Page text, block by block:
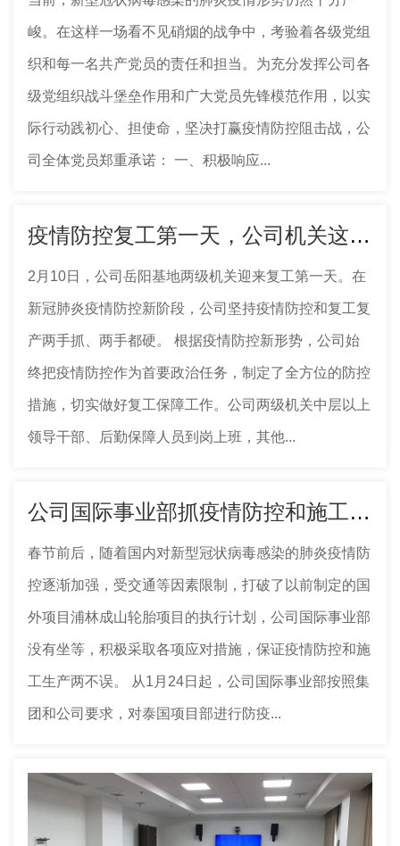
峻。在这样一场看不见硝烟的战争中，考验着各级党组
织和每一名共产党员的责任和担当。为充分发挥公司各
级党组织战斗堡垒作用和广大党员先锋模范作用，以实
际行动践初心、担使命，坚决打赢疫情防控阻击战，公
司全体党员郑重承诺： 一、积极响应...
疫情防控复工第一天，公司机关这样做
2月10日，公司岳阳基地两级机关迎来复工第一天。在
新冠肺炎疫情防控新阶段，公司坚持疫情防控和复工复
产两手抓、两手都硬。 根据疫情防控新形势，公司始
终把疫情防控作为首要政治任务，制定了全方位的防控
措施，切实做好复工保障工作。公司两级机关中层以上
领导干部、后勤保障人员到岗上班，其他...
公司国际事业部抓疫情防控和施工生产两不误
春节前后，随着国内对新型冠状病毒感染的肺炎疫情防
控逐渐加强，受交通等因素限制，打破了以前制定的国
外项目浦林成山轮胎项目的执行计划，公司国际事业部
没有坐等，积极采取各项应对措施，保证疫情防控和施
工生产两不误。 从1月24日起，公司国际事业部按照集
团和公司要求，对泰国项目部进行防疫...